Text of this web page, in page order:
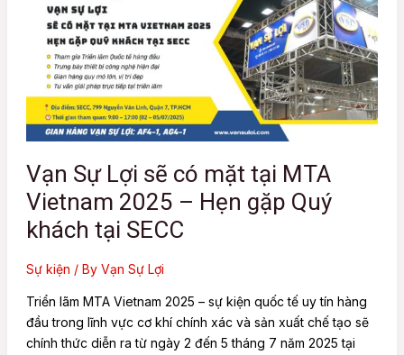
Vạn Sự Lợi sẽ có mặt tại MTA
Vietnam 2025 – Hẹn gặp Quý
khách tại SECC
Sự kiện / By Vạn Sự Lợi
Triển lãm MTA Vietnam 2025 – sự kiện quốc tế uy tín hàng
đầu trong lĩnh vực cơ khí chính xác và sản xuất chế tạo sẽ
chính thức diễn ra từ ngày 2 đến 5 tháng 7 năm 2025 tại
tại
MTA
Vietnam
2025
–
Hẹn
gặp
khách
SECC